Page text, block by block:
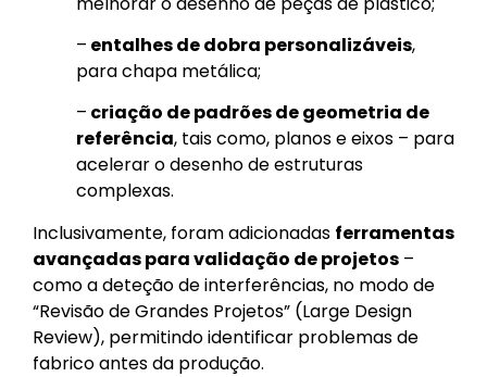
– entalhes de dobra personalizáveis,
para chapa metálica;
– criação de padrões de geometria de
referência, tais como, planos e eixos – para
acelerar o desenho de estruturas
complexas.
Inclusivamente, foram adicionadas ferramentas
avançadas para validação de projetos –
como a deteção de interferências, no modo de
“Revisão de Grandes Projetos” (Large Design
Review), permitindo identificar problemas de
fabrico antes da produção.